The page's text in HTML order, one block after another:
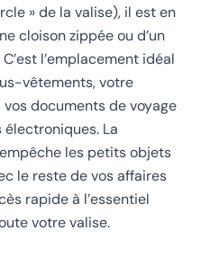
» de la valise), il est en
cloison zippée ou d’un
l’emplacement idéal
vêtements, votre
documents de voyage
La
les petits objets
le reste de vos affaires
rapide à l’essentiel
votre valise.